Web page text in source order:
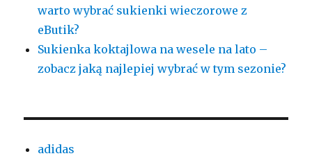
warto wybrać sukienki wieczorowe z
eButik?
Sukienka koktajlowa na wesele na lato –
zobacz jaką najlepiej wybrać w tym sezonie?
adidas